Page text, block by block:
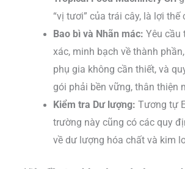
“vị tươi” của trái cây, là lợi thế
Bao bì và Nhãn mác: Yêu cầu
xác, minh bạch về thành
phụ gia không cần thiết, và
gói phải bền vững, thân thiện
Kiểm tra Dư lượng: Tương tự
trường này cũng có các quy
về dư lượng hóa chất và kim